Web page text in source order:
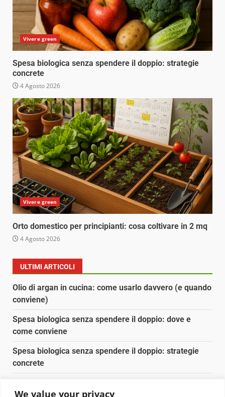
We value your privacy
Vivere green
Spesa biologica senza spendere il doppio: strategie
concrete
4 Agosto 2026
Vivere green
Orto domestico per principianti: cosa coltivare in 2 mq
4 Agosto 2026
ULTIMI ARTICOLI
Olio di argan in cucina: come usarlo davvero (e quando
conviene)
Spesa biologica senza spendere il doppio: dove e
come conviene
Spesa biologica senza spendere il doppio: strategie
concrete